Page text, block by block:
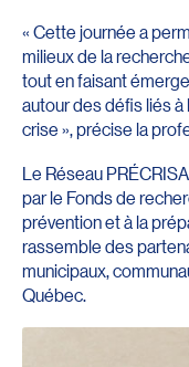
« Cette journée a
milieux de la
tout en faisant
autour des défis liés
crise », précise la
Le Réseau
par le Fonds de
prévention et à la
rassemble des
municipaux,
Québec.